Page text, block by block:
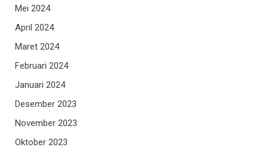
Mei 2024
April 2024
Maret 2024
Februari 2024
Januari 2024
Desember 2023
November 2023
Oktober 2023